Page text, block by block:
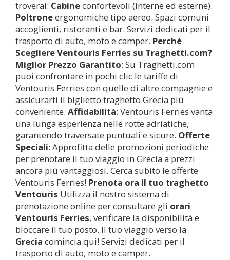
troverai: Cabineconfortevoli (interne ed esterne).
Poltroneergonomiche tipo aereo. Spazi comuni
accoglienti, ristoranti e bar. Servizi dedicati per il
trasporto di auto, moto e camper. Perché
Scegliere Ventouris Ferries su Traghetti.com?
Miglior Prezzo Garantito: Su Traghetti.com
puoi confrontare in pochi clic le tariffe di
Ventouris Ferries con quelle di altre compagnie e
assicurarti il biglietto traghetto Grecia più
conveniente. Affidabilità: Ventouris Ferries vanta
una lunga esperienza nelle rotte adriatiche,
garantendo traversate puntuali e sicure. Offerte
Speciali: Approfitta delle promozioni periodiche
per prenotare il tuo viaggio in Grecia a prezzi
ancora più vantaggiosi. Cerca subito le offerte
Ventouris Ferries! Prenota ora il tuo traghetto
Ventouris Utilizza il nostro sistema di
prenotazione online per consultare gli orari
Ventouris Ferries, verificare la disponibilità e
bloccare il tuo posto. Il tuo viaggio verso la
Grecia comincia qui! Servizi dedicati per il
trasporto di auto, moto e camper.